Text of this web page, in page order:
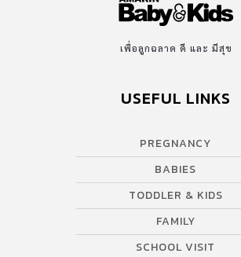
เพื่อลูกฉลาด ดี และ มีสุข
USEFUL LINKS
PREGNANCY
BABIES
TODDLER & KIDS
FAMILY
SCHOOL VISIT